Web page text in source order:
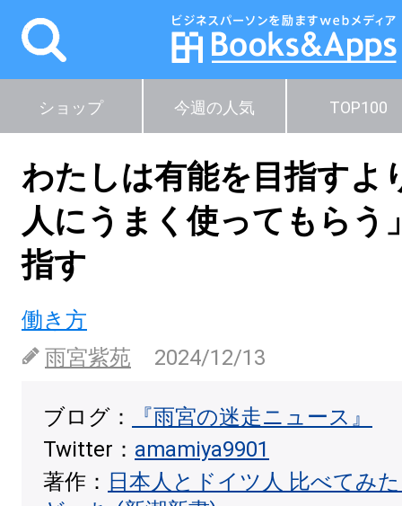
ショップ 今週の人気 TOP100
わたしは有能を目指すよ
人にうまく使ってもらう
指す
働き方
雨宮紫苑
2024/12/13
ブログ：
『雨宮の迷走ニュース』
Twitter： amamiya9901
著作： 日本人とドイツ人 比べてみ